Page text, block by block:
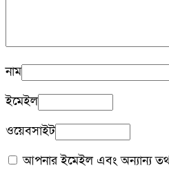
নাম
ইমেইল
ওয়েবসাইট
আপনার ইমেইল এবং অন্যান্য